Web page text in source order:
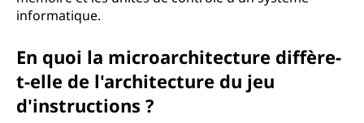
informatique.
En quoi la microarchitecture diffère-
t-elle de l'architecture du jeu
d'instructions ?